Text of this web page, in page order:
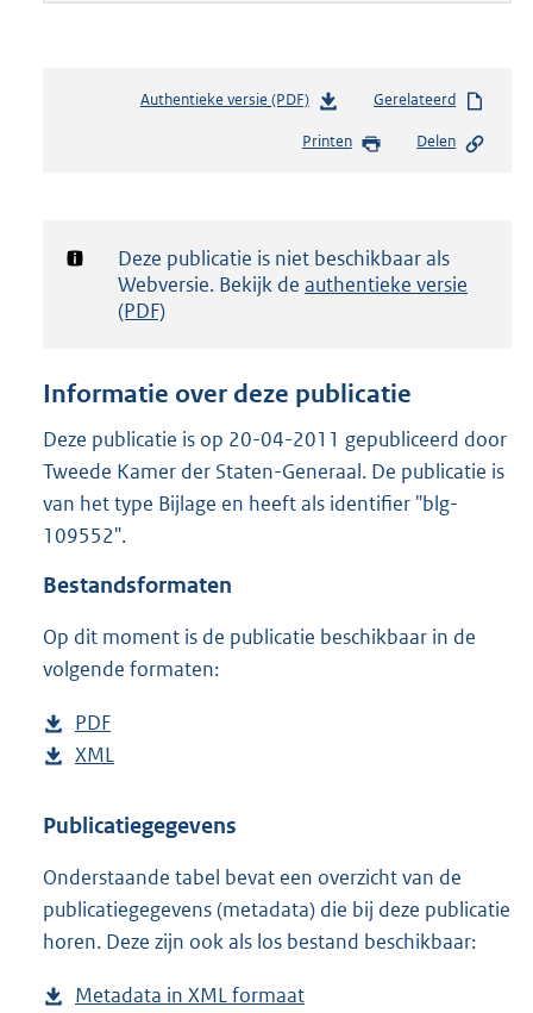
Authentieke versie (PDF)b
s
d
g
t
e
:
1
Gerelateerd
Printen Delen
Notificatie:
Deze publicatie is niet beschikbaar als
Webversie. Bekijk de authentieke versie
(PDF)
Informatie over deze publicatie
Deze publicatie is op 20-04-2011 gepubliceerd door
Tweede Kamer der Staten-Generaal. De publicatie is
van het type Bijlage en heeft als identifier "blg-
109552".
Bestandsformaten
Op dit moment is de publicatie beschikbaar in de
volgende formaten:
D
o
n
o
a
d
PDF
e
t
n
d
s
D
w
l
o
a
XML
s
a
n
d
Publicatiegegevens
Onderstaande tabel bevat een overzicht van de
publicatiegegevens (metadata) die bij deze publicatie
horen. Deze zijn ook als los bestand beschikbaar:
Metadata in XML formaat